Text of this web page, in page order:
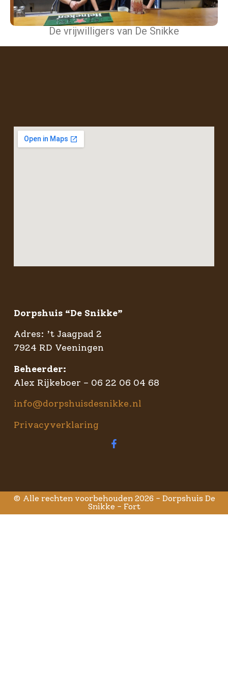
De vrijwilligers van De Snikke
Dorpshuis “De Snikke”
Adres: ’t Jaagpad 2
7924 RD Veeningen
Beheerder:
Alex Rijkeboer – 06 22 06 04 68
info@dorpshuisdesnikke.nl
Privacyverklaring
© Alle rechten voorbehouden 2026 - Dorpshuis De
Snikke - Fort